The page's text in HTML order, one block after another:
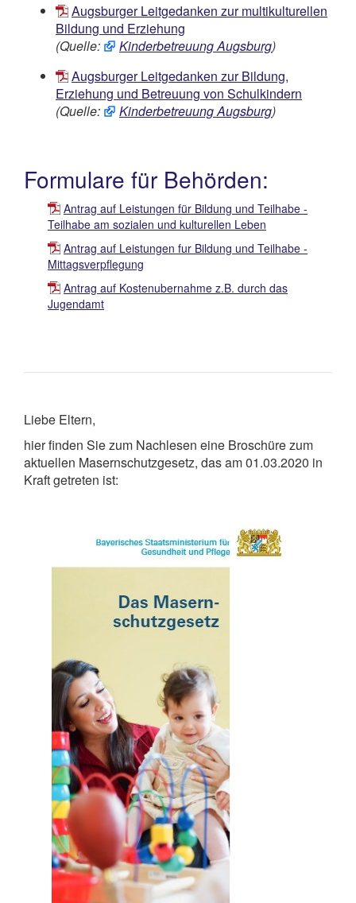
Augsburger Leitgedanken zur multikulturellen
Bildung und Erziehung
(Quelle:
Kinderbetreuung Augsburg)
Augsburger Leitgedanken zur Bildung,
Erziehung und Betreuung von Schulkindern
(Quelle:
Kinderbetreuung Augsburg)
Formulare für Behörden:
Antrag auf Leistungen für Bildung und Teilhabe -
Teilhabe am sozialen und kulturellen Leben
Antrag auf Leistungen fur Bildung und Teilhabe -
Mittagsverpflegung
Antrag auf Kostenubernahme z.B. durch das
Jugendamt
Liebe Eltern,
hier finden Sie zum Nachlesen eine Broschüre zum
aktuellen Masernschutzgesetz, das am 01.03.2020 in
Kraft getreten ist: